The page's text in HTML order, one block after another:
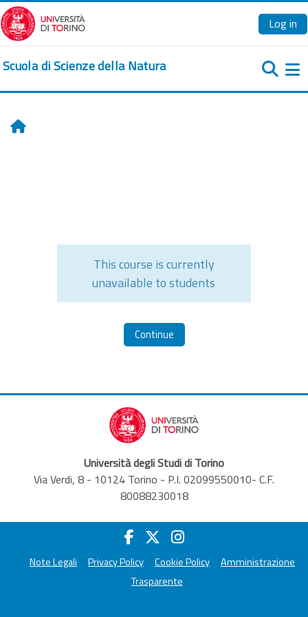
Skip to main content
Log in
Scuola di Scienze della Natura
Home
This course is currently
unavailable to students
Continue
Università degli Studi di Torino
Via Verdi, 8 - 10124 Torino - P.I. 02099550010- C.F.
80088230018
Note Legali Privacy Policy Cookie Policy
Amministrazione
Trasparente